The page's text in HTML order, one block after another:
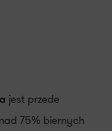
jest przede
75% biernych